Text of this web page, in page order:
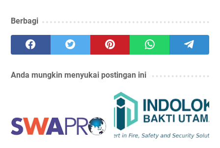
Berbagi
Anda mungkin menyukai postingan ini